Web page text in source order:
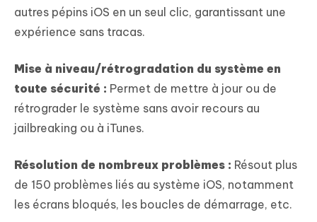
autres pépins iOS en un seul clic, garantissant une
expérience sans tracas.
Mise à niveau/rétrogradation du système en
toute sécurité : Permet de mettre à jour ou de
rétrograder le système sans avoir recours au
jailbreaking ou à iTunes.
Résolution de nombreux problèmes : Résout plus
de 150 problèmes liés au système iOS, notamment
les écrans bloqués, les boucles de démarrage, etc.